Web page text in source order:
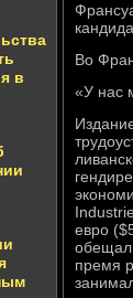
в
Во
«У нас
евро
обещал
премя